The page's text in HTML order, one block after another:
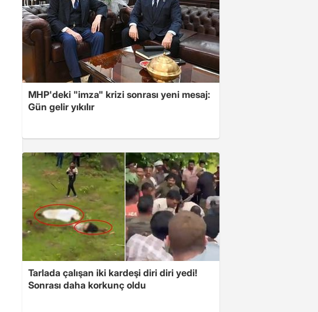
MHP'deki "imza" krizi sonrası yeni mesaj:
Gün gelir yıkılır
Tarlada çalışan iki kardeşi diri diri yedi!
Sonrası daha korkunç oldu